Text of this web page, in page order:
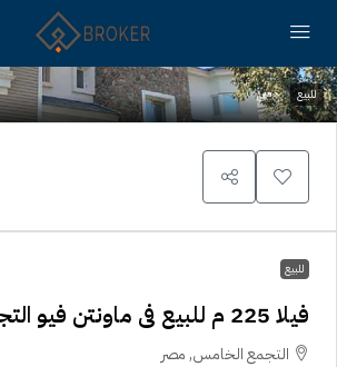
للبيع
للبيع
فيلا 225 م للبيع فى ماونتن فيو التجمع الخامس
التجمع الخامس, مصر